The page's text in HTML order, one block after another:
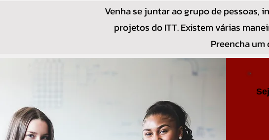
Venha se juntar ao grupo de pessoas,
projetos do ITT. Existem várias
Preencha